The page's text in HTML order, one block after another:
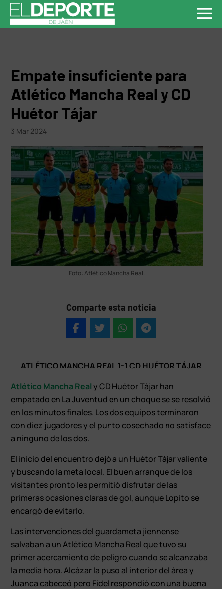
Empate insuficiente para
Atlético Mancha Real y CD
Huétor Tájar
3 Mar 2024
Foto: Atlético Mancha Real.
Comparte esta noticia
ATLÉTICO MANCHA REAL 1-1 CD HUÉTOR TÁJAR
Atlético Mancha Realy CD Huétor Tájar han
empatado en La Juventud en un choque se se resolvió
en los minutos finales. Los dos equipos terminaron
con diez jugadores y el punto cosechado no satisface
a ninguno de los dos.
El inicio del encuentro dejó a un Huétor Tájar valiente
y buscando la meta local. El buen arranque de los
visitantes pronto les permitió disfrutar de las
primeras ocasiones claras de gol, aunque Lopito se
encargó de evitarlo.
Las intervenciones del guardameta jiennense
salvaban a un Atlético Mancha Real que tuvo su
primer acercamiento de peligro cuando se alcanzaba
la media hora. Alcázar la puso al interior del área y
Juanca cabeceó pero Fidel respondió con una buena